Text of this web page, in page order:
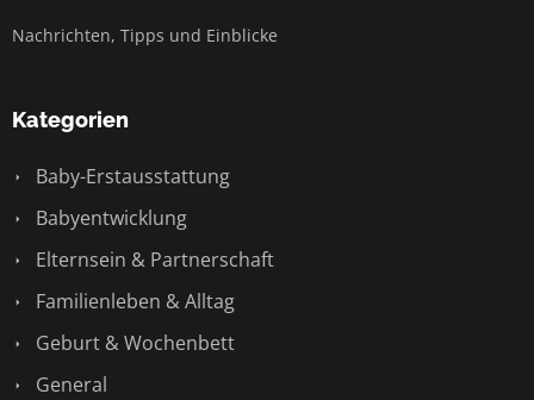
Nachrichten, Tipps und Einblicke
Kategorien
Baby-Erstausstattung
Babyentwicklung
Elternsein & Partnerschaft
Familienleben & Alltag
Geburt & Wochenbett
General